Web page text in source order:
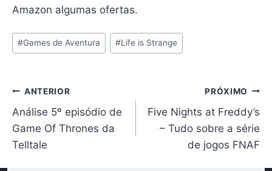
Amazon algumas ofertas.
Tags
do
#Games de Aventura #Life is Strange
Navegação
de
Post
ANTERIOR
Análise 5º episódio de
Game Of Thrones da
Telltale
PRÓXIMO
Five Nights at Freddy’s
– Tudo sobre a série
de jogos FNAF